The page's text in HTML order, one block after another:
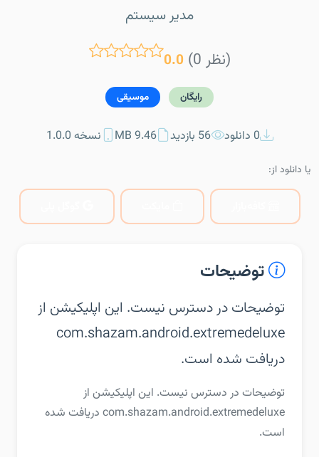
مدیر سیستم
0.0 (0 نظر)
رایگان موسیقی
0 دانلود 56 بازدید 9.46 MB نسخه 1.0.0
یا دانلود از:
توضیحات
توضیحات در دسترس نیست. این اپلیکیشن از
com.shazam.android.extremedeluxe
دریافت شده است.
توضیحات در دسترس نیست. این اپلیکیشن از
com.shazam.android.extremedeluxe دریافت شده
است.